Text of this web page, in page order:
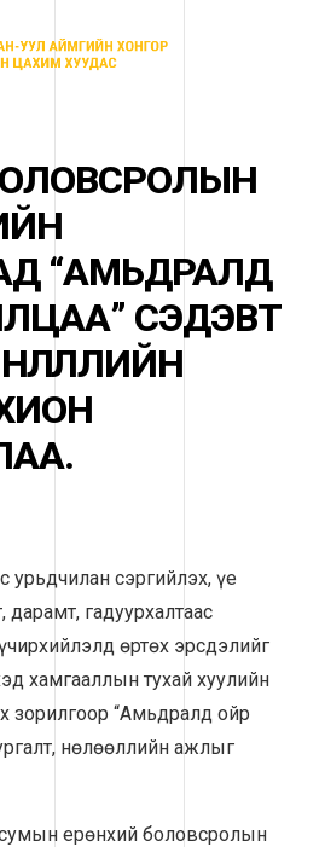
“АМЬДРАЛД
СЭДЭВТ
урьдчилан сэргийлэх, үе
дарамт, гадуурхалтаас
өртөх эрсдэлийг
хамгааллын тухай хуулийн
зорилгоор “Амьдралд ойр
нөлөөллийн ажлыг
ерөнхий боловсролын